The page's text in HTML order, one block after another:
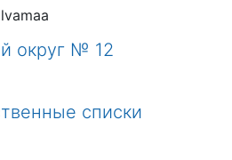
округ № 12
списки